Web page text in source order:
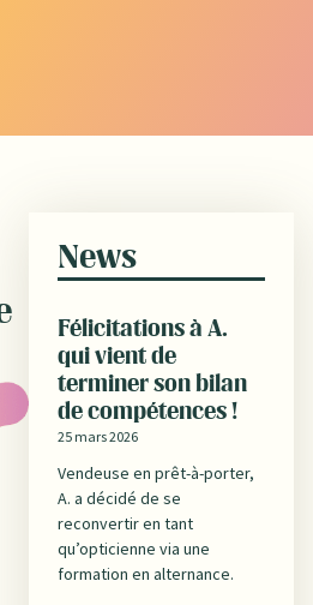
News
Félicitations à A.
qui vient de
terminer son bilan
de compétences !
25 mars 2026
Vendeuse en prêt-à-porter,
A. a décidé de se
reconvertir en tant
qu’opticienne via une
formation en alternance.